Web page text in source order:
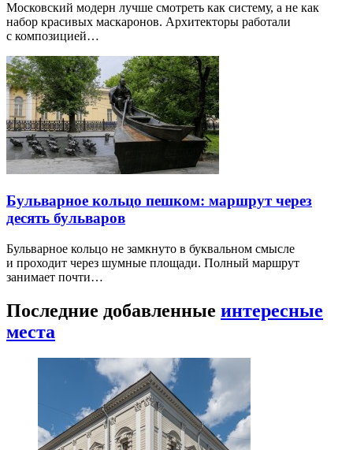
Московский модерн лучше смотреть как систему, а не как
набор красивых маскаронов. Архитекторы работали
с композицией…
Бульварное кольцо пешком: маршрут через
десять бульваров
Бульварное кольцо не замкнуто в буквальном смысле
и проходит через шумные площади. Полный маршрут
занимает почти…
Последние добавленные интересные
места